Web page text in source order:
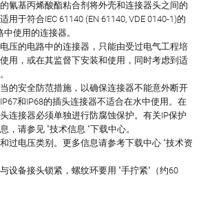
氰基丙烯酸酯粘合剂将外壳和连接器头之间的
用于符合IEC 61140 (EN 61140, VDE 0140-1)的
中使用的连接器。
压的电路中的连接器，只能由受过电气工程培
用，或在其监督下安装和使用，同时考虑到适
的安全防范措施，以确保连接器不能意外断开
和IP68的插头连接器不适合在水中使用。在
连接器必须单独进行防腐蚀保护。有关IP保护
，请参见 "技术信息 "下载中心。
过电压类别。更多信息请参考下载中心 "技术资
设备接头锁紧，螺纹环要用 "手拧紧"（约60